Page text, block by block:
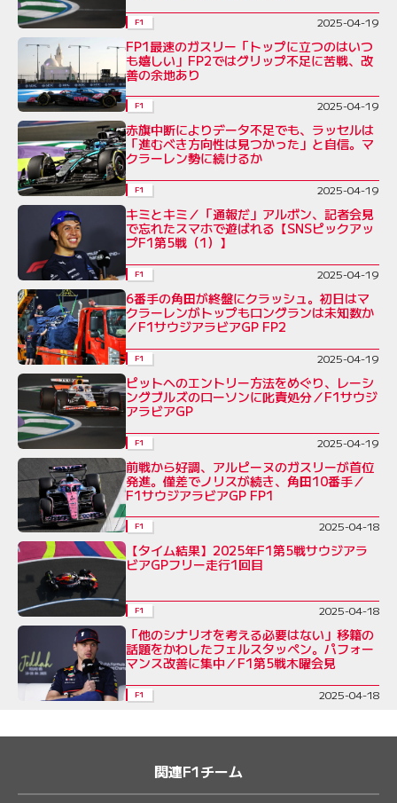
F1 2025-04-19
FP1最速のガスリー「トップに立つのはいつ
も嬉しい」FP2ではグリップ不足に苦戦、改
善の余地あり
F1 2025-04-19
赤旗中断によりデータ不足でも、ラッセルは
「進むべき方向性は見つかった」と自信。マ
クラーレン勢に続けるか
F1 2025-04-19
キミとキミ／「通報だ」アルボン、記者会見
で忘れたスマホで遊ばれる【SNSピックアッ
プF1第5戦（1）】
F1 2025-04-19
6番手の角田が終盤にクラッシュ。初日はマ
クラーレンがトップもロングランは未知数か
／F1サウジアラビアGP FP2
F1 2025-04-19
ピットへのエントリー方法をめぐり、レーシ
ングブルズのローソンに叱責処分／F1サウジ
アラビアGP
F1 2025-04-19
前戦から好調、アルピーヌのガスリーが首位
発進。僅差でノリスが続き、角田10番手／
F1サウジアラビアGP FP1
F1 2025-04-18
【タイム結果】2025年F1第5戦サウジアラ
ビアGPフリー走行1回目
F1 2025-04-18
「他のシナリオを考える必要はない」移籍の
話題をかわしたフェルスタッペン。パフォー
マンス改善に集中／F1第5戦木曜会見
F1 2025-04-18
関連F1チーム